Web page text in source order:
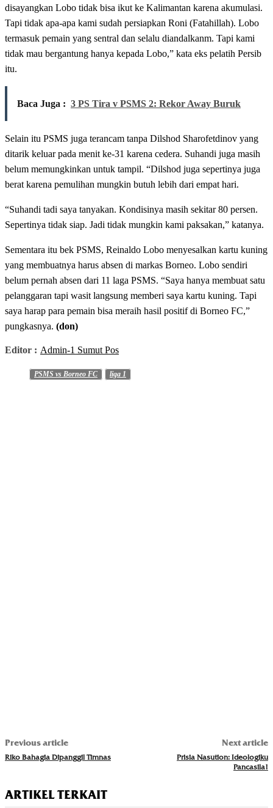
disayangkan Lobo tidak bisa ikut ke Kalimantan karena akumulasi.
Tapi tidak apa-apa kami sudah persiapkan Roni (Fatahillah). Lobo
termasuk pemain yang sentral dan selalu diandalkanm. Tapi kami
tidak mau bergantung hanya kepada Lobo,” kata eks pelatih Persib
itu.
Baca Juga : 3 PS Tira v PSMS 2: Rekor Away Buruk
Selain itu PSMS juga terancam tanpa Dilshod Sharofetdinov yang
ditarik keluar pada menit ke-31 karena cedera. Suhandi juga masih
belum memungkinkan untuk tampil. “Dilshod juga sepertinya juga
berat karena pemulihan mungkin butuh lebih dari empat hari.
“Suhandi tadi saya tanyakan. Kondisinya masih sekitar 80 persen.
Sepertinya tidak siap. Jadi tidak mungkin kami paksakan,” katanya.
Sementara itu bek PSMS, Reinaldo Lobo menyesalkan kartu kuning
yang membuatnya harus absen di markas Borneo. Lobo sendiri
belum pernah absen dari 11 laga PSMS. “Saya hanya membuat satu
pelanggaran tapi wasit langsung memberi saya kartu kuning. Tapi
saya harap para pemain bisa meraih hasil positif di Borneo FC,”
pungkasnya. (don)
Editor : Admin-1 Sumut Pos
PSMS vs Borneo FC liga 1
Previous article
Riko Bahagia Dipanggil Timnas
Next article
Prisia Nasution: Ideologiku
Pancasila!
ARTIKEL TERKAIT